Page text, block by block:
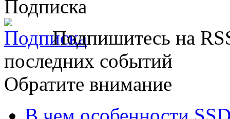
Подписка
Подпишитесь на
последних событий
Обратите внимание